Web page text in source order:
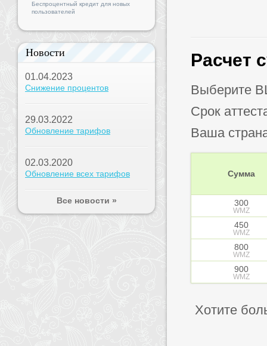
Беспроцентный кредит для новых
пользователей
Новости
01.04.2023
Снижение процентов
29.03.2022
Обновление тарифов
02.03.2020
Обновление всех тарифов
Все новости »
Расчет
Выберите
Срок
Ваша
Сумма
300
WMZ
450
WMZ
800
WMZ
900
WMZ
Хотите